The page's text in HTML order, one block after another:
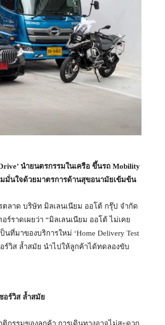
นำยนตรกรรมในเครือ ขึ้นรถ Mobility
มั่นใจด้วยมาตรการด้านสุขอนามัยเข้มข้น
ลาด บริษัท มิลเลนเนียม ออโต้ กรุ๊ป จำกัด
ราดเผยว่า “มิลเลนเนียม ออโต้ ไม่เคย
มาของบริการใหม่ ‘Home Delivery Test
ร์วิส ล้ำสมัย นำไปให้ลูกค้าได้ทดลองขับ
อร์วิส ล้ำสมัย
รรมของลูกค้า การเดินทางอาจไม่สะดวก